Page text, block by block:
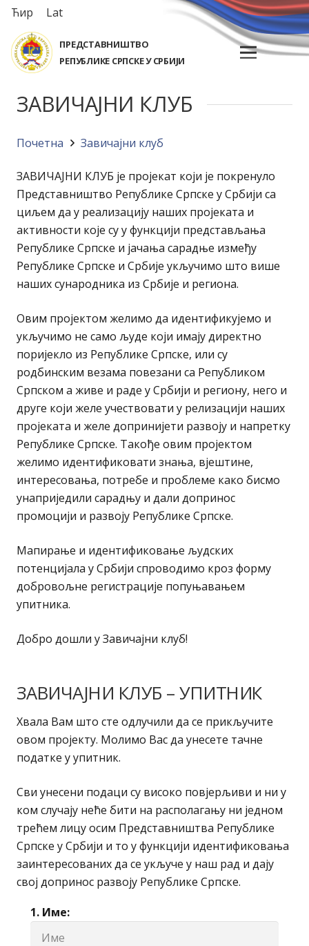
Ћир Lat
ПРЕДСТАВНИШТВО
РЕПУБЛИКЕ СРПСКЕ У СРБИЈИ
ЗАВИЧАЈНИ КЛУБ
Почетна Завичајни клуб
ЗАВИЧАЈНИ КЛУБ је пројекат који је покренуло
Представништво Републике Српске у Србији са
циљем да у реализацију наших пројеката и
активности које су у функцији представљања
Републике Српске и јачања сарадње између
Републике Српске и Србије укључимо што више
наших сународника из Србије и региона.
Овим пројектом желимо да идентификујемо и
укључимо не само људе који имају директно
поријекло из Републике Српске, или су
родбинским везама повезани са Републиком
Српском а живе и раде у Србији и региону, него и
друге који желе учествовати у релизацији наших
пројеката и желе допринијети развоју и напретку
Републике Српске. Такође овим пројектом
желимо идентификовати знања, вјештине,
интересовања, потребе и проблеме како бисмо
унаприједили сарадњу и дали допринос
промоцији и развоју Републике Српске.
Мапирање и идентификовање људских
потенцијала у Србији спроводимо кроз форму
добровољне регистрације попуњавањем
упитника.
Добро дошли у Завичајни клуб!
ЗАВИЧАЈНИ КЛУБ – УПИТНИК
Хвала Вам што сте одлучили да се прикључите
овом пројекту. Молимо Вас да унесете тачне
податке у упитник.
Сви унесени подаци су високо повјерљиви и ни у
ком случају неће бити на располагању ни једном
трећем лицу осим Представништва Републике
Српске у Србији и то у функцији идентификовања
заинтересованих да се укључе у наш рад и дају
свој допринос развоју Републике Српске.
1. Име: